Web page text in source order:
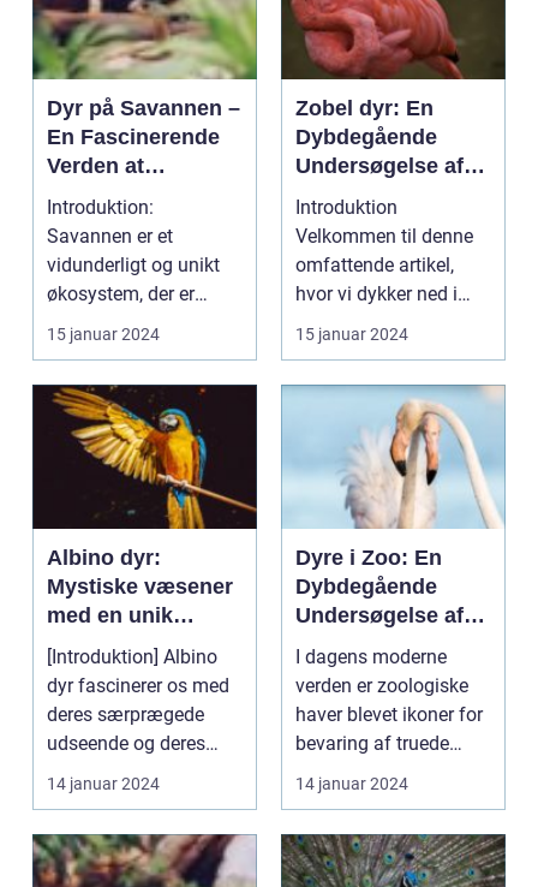
Dyr på Savannen –
En Fascinerende
Verden at
Udforske
Introduktion:
Savannen er et
vidunderligt og unikt
økosystem, der er
hjemsted for et bredt
udvalg ...
15 januar 2024
Zobel dyr: En
Dybdegående
Undersøgelse af
Naturens Elegante
Skabning
Introduktion
Velkommen til denne
omfattende artikel,
hvor vi dykker ned i
verdenen af zobel dyr.
Hv...
15 januar 2024
Albino dyr:
Mystiske væsener
med en unik
skønhed
[Introduktion] Albino
dyr fascinerer os med
deres særprægede
udseende og deres
unikke genetik. De m...
14 januar 2024
Dyre i Zoo: En
Dybdegående
Undersøgelse af
Dyrehold i
Zoologiske Haver
I dagens moderne
verden er zoologiske
haver blevet ikoner for
bevaring af truede
dyrearter og et ste...
14 januar 2024